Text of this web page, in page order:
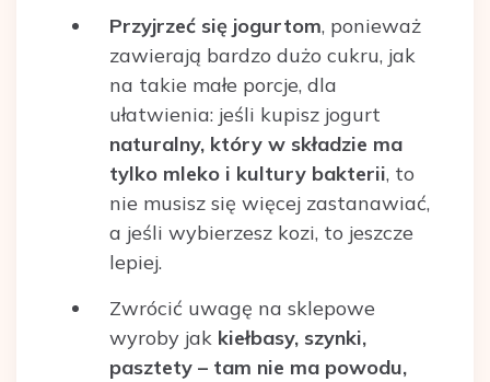
Przyjrzeć się jogurtom, ponieważ
zawierają bardzo dużo cukru, jak
na takie małe porcje, dla
ułatwienia: jeśli kupisz jogurt
naturalny, który w składzie ma
tylko mleko i kultury bakterii, to
nie musisz się więcej zastanawiać,
a jeśli wybierzesz kozi, to jeszcze
lepiej.
Zwrócić uwagę na sklepowe
wyroby jak kiełbasy, szynki,
pasztety – tam nie ma powodu,